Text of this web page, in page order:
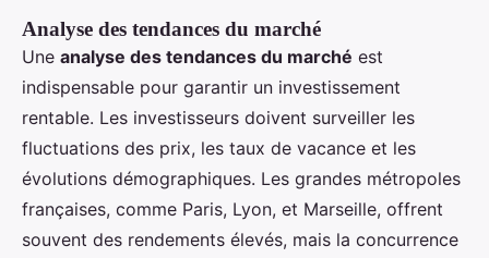
Analyse des tendances du marché
Une analyse des tendances du marché est
indispensable pour garantir un investissement
rentable. Les investisseurs doivent surveiller les
fluctuations des prix, les taux de vacance et les
évolutions démographiques. Les grandes métropoles
françaises, comme Paris, Lyon, et Marseille, offrent
souvent des rendements élevés, mais la concurrence